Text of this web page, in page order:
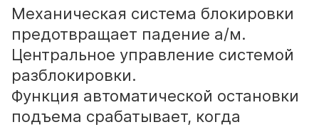
Механическая система блокировки
предотвращает падение а/м.
Центральное управление системой
разблокировки.
Функция автоматической остановки
подъема срабатывает, когда